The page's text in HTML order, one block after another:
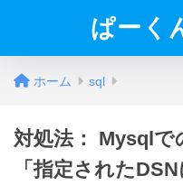
ぱーく
ホーム sql
対処法： Mysqlで
「指定された